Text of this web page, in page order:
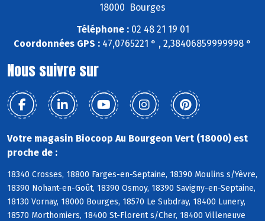
18000 Bourges
Téléphone :02 48 21 19 01
Coordonnées GPS : 47,0765221 ° , 2,38406859999998 °
Nous suivre sur
Votre magasin Biocoop Au Bourgeon Vert (18000) est
proche de :
18340 Crosses, 18800 Farges-en-Septaine, 18390 Moulins s/Yèvre,
18390 Nohant-en-Goût, 18390 Osmoy, 18390 Savigny-en-Septaine,
18130 Vornay, 18000 Bourges, 18570 Le Subdray, 18400 Lunery,
18570 Morthomiers, 18400 St-Florent s/Cher, 18400 Villeneuve